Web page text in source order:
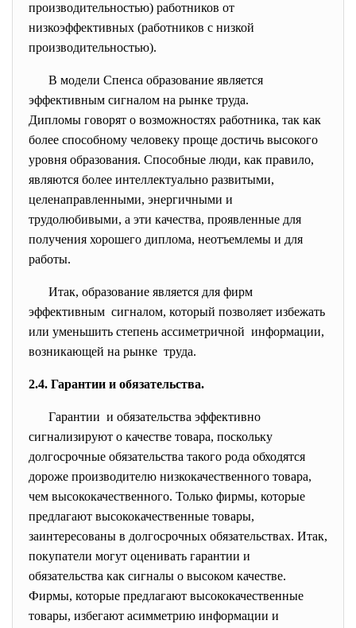
производительностью) работников от
низкоэффективных (работников с низкой
производительностью).
В модели Спенса образование является
эффективным сигналом на рынке труда.
Дипломы говорят о возможностях работника, так как
более способному человеку проще достичь высокого
уровня образования. Способные люди, как правило,
являются более интеллектуально развитыми,
целенаправленными, энергичными и
трудолюбивыми, а эти качества, проявленные для
получения хорошего диплома, неотъемлемы и для
работы.
Итак, образование является для фирм
эффективным сигналом, который позволяет избежать
или уменьшить степень ассиметричной информации,
возникающей на рынке труда.
2.4. Гарантии и обязательства.
Гарантии и обязательства эффективно
сигнализируют о качестве товара, поскольку
долгосрочные обязательства такого рода обходятся
дороже производителю низкокачественного товара,
чем высококачественного. Только фирмы, которые
предлагают высококачественные товары,
заинтересованы в долгосрочных обязательствах. Итак,
покупатели могут оценивать гарантии и
обязательства как сигналы о высоком качестве.
Фирмы, которые предлагают высококачественные
товары, избегают асимметрию информации и